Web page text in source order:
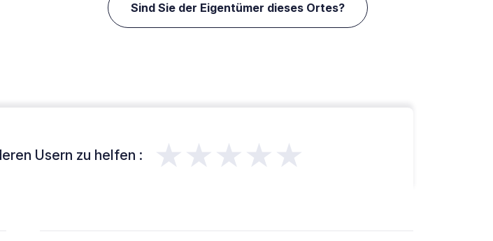
Sind Sie der Eigentümer dieses Ortes?
Usern zu helfen : ★★★★★